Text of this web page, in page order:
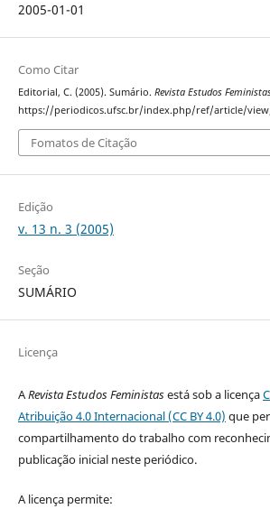
2005-01-01
Como Citar
Editorial, C. (2005). Sumário. Revista Estudos
https://periodicos.ufsc.br/index.php/ref/article/
Fomatos de Citação
Edição
v. 13 n. 3 (2005)
Seção
SUMÁRIO
Licença
ARevista Estudos Feministasestá sob a licença
Atribuição 4.0 Internacional (CC BY 4.0) que
compartilhamento do trabalho com
publicação inicial neste periódico.
A licença permite: